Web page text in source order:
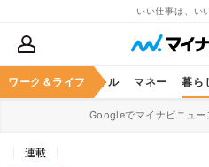
いい仕事は、い
ワーク＆ライフ
ア ビジネススキル マネー 暮ら
Googleでマイナビニュー
連載